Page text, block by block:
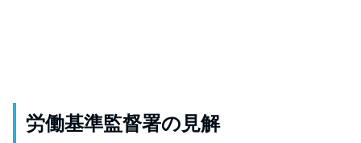
労働基準監督署の見解